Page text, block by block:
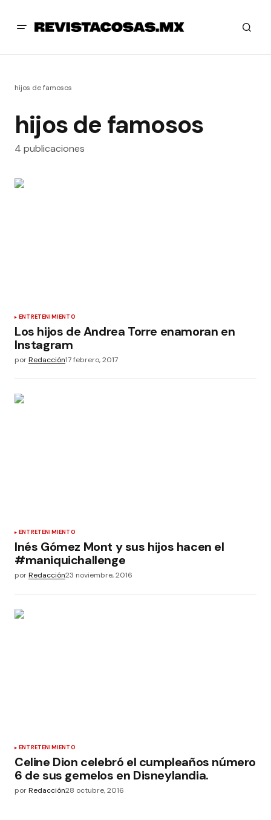
hijos de famosos
hijos de famosos
4 publicaciones
ENTRETENIMIENTO
Los hijos de Andrea Torre enamoran en
Instagram
porRedacción17 febrero, 2017
ENTRETENIMIENTO
Inés Gómez Mont y sus hijos hacen el
#maniquichallenge
porRedacción23 noviembre, 2016
ENTRETENIMIENTO
Celine Dion celebró el cumpleaños número
6 de sus gemelos en Disneylandia.
porRedacción28 octubre, 2016